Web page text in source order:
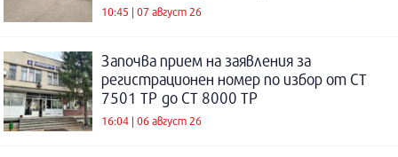
10:45 | 07 август 26
Започва прием на заявления за
регистрационен номер по избор от СТ
7501 ТР до СТ 8000 ТР
16:04 | 06 август 26